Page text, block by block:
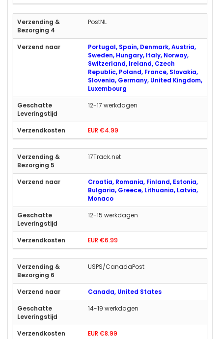
PostNL
Portugal, Spain, Denmark, Austria,
Sweden, Hungary, Italy, Norway,
Switzerland, Ireland, Czech
Republic, Poland, France, Slovakia,
Slovenia, Germany, United Kingdom,
Luxembourg
12-17 werkdagen
EUR €4.99
17Track.net
Croatia, Romania, Finland, Estonia,
Bulgaria, Greece, Lithuania, Latvia,
Monaco
12-15 werkdagen
EUR €6.99
USPS/CanadaPost
Canada, United States
14-19 werkdagen
EUR €8.99